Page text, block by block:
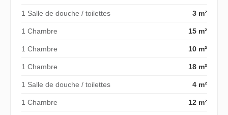
1 Salle de douche / toilettes 3 m²
1 Chambre 15 m²
1 Chambre 10 m²
1 Chambre 18 m²
1 Salle de douche / toilettes 4 m²
1 Chambre 12 m²